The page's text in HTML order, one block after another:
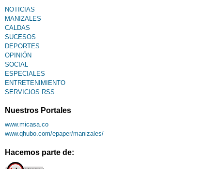
NOTICIAS
MANIZALES
CALDAS
SUCESOS
DEPORTES
OPINIÓN
SOCIAL
ESPECIALES
ENTRETENIMIENTO
SERVICIOS RSS
Nuestros Portales
www.micasa.co
www.qhubo.com/epaper/manizales/
Hacemos parte de: